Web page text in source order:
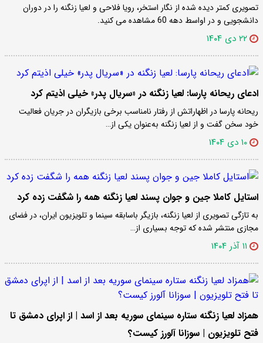
تصویری کمتر دیده شده از نگار استخر، رویا فلاحی و لعیا زنگنه را در دوران
دانشجویی و در اواسط دهه 60 مشاهده می کنید.
۲۲ دی ۱۴۰۴
ادعای ریحانه پارسا: لعیا زنگنه در «سریال پدر» خیلی اذیتم کرد
ریحانه پارسا در اظهاراتش از رفتار نامناسب برخی بازیگران در جریان فعالیت
خود سخن گفت و از لعیا زنگنه به‌عنوان یکی از…
۱۰ دی ۱۴۰۴
استایل کاملا جین و جوان پسند لعیا زنگنه همه را شگفت زده کرد
به تازگی تصویری از لعیا زنگنه، بازیگر باسابقه سینما و تلویزیون ایران، در فضای
مجازی منتشر شده که توجه بسیاری از…
۱۱ آذر ۱۴۰۴
همزاد لعیا زنگنه ستاره سینمای سوریه بعد از اسد | از اپرای دمشق تا
فتح تلویزیون | سوزانا آلورز کیست؟